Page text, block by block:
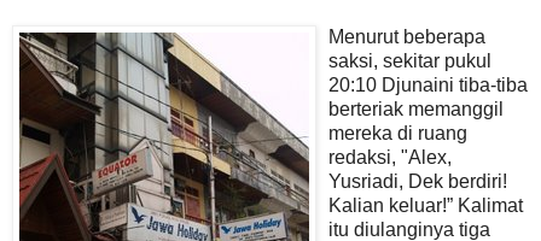
Menurut beberapa
saksi, sekitar pukul
20:10 Djunaini tiba-tiba
berteriak memanggil
mereka di ruang
redaksi, "Alex,
Yusriadi, Dek berdiri!
Kalian keluar!” Kalimat
itu diulanginya tiga